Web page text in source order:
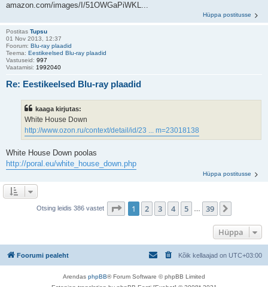
amazon.com/images/I/51OWGaPiWKL...
Hüppa postitusse
Postitas Tupsu
01 Nov 2013, 12:37
Foorum: Blu-ray plaadid
Teema: Eestikeelsed Blu-ray plaadid
Vastuseid: 997
Vaatamisi: 1992040
Re: Eestikeelsed Blu-ray plaadid
kaaga kirjutas:
White House Down
http://www.ozon.ru/context/detail/id/23 ... m=23018138
White House Down poolas
http://poral.eu/white_house_down.php
Hüppa postitusse
Otsing leidis 386 vastet . leht39 -st
1 2 3 4 5 39
Hüppa
Foorumi pealeht Kõik kellaajad on UTC+03:00
Arendas phpBB® Forum Software © phpBB Limited